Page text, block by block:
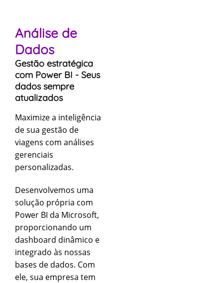
Análise de
Dados
Gestão estratégica
com Power BI - Seus
dados sempre
atualizados
Maximize a inteligência
de sua gestão de
viagens com análises
gerenciais
personalizadas.
Desenvolvemos uma
solução própria com
Power BI da Microsoft,
proporcionando um
dashboard dinâmico e
integrado às nossas
bases de dados. Com
ele, sua empresa tem